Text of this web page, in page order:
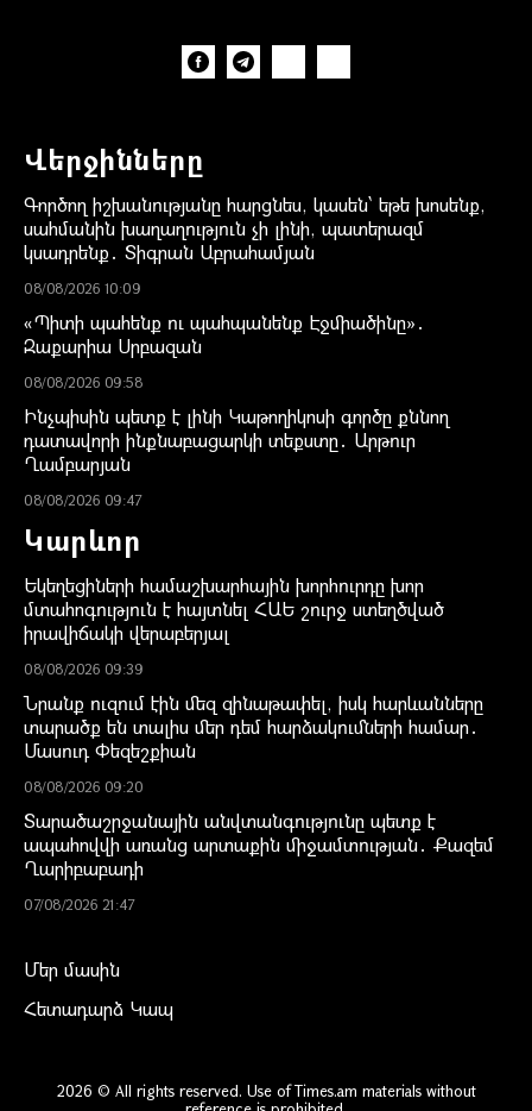
Վերջինները
Գործող իշխանությանը հարցնես, կասեն՝ եթե խոսենք,
սահմանին խաղաղություն չի լինի, պատերազմ
կսադրենք․ Տիգրան Աբրահամյան
08/08/2026 10:09
«Պիտի պահենք ու պահպանենք Էջմիածինը»․
Զաքարիա Սրբազան
08/08/2026 09:58
Ինչպիսին պետք է լինի Կաթողիկոսի գործը քննող
դատավորի ինքնաբացարկի տեքստը․ Արթուր
Ղամբարյան
08/08/2026 09:47
Կարևոր
Եկեղեցիների համաշխարհային խորհուրդը խոր
մտահոգություն է հայտնել ՀԱԵ շուրջ ստեղծված
իրավիճակի վերաբերյալ
08/08/2026 09:39
Նրանք ուզում էին մեզ զինաթափել, իսկ հարևանները
տարածք են տալիս մեր դեմ հարձակումների համար․
Մասուդ Փեզեշքիան
08/08/2026 09:20
Տարածաշրջանային անվտանգությունը պետք է
ապահովվի առանց արտաքին միջամտության․ Քազեմ
Ղարիբաբադի
07/08/2026 21:47
Մեր մասին
Հետադարձ Կապ
2026 © All rights reserved. Use of Times.am materials without